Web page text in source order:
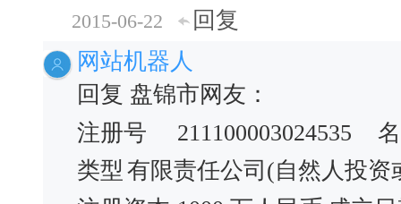
2015-06-22
回复
网站机器人
回复 盘锦市网友：
注册号
211100003024535
类型 有限责任公司(自然人投资